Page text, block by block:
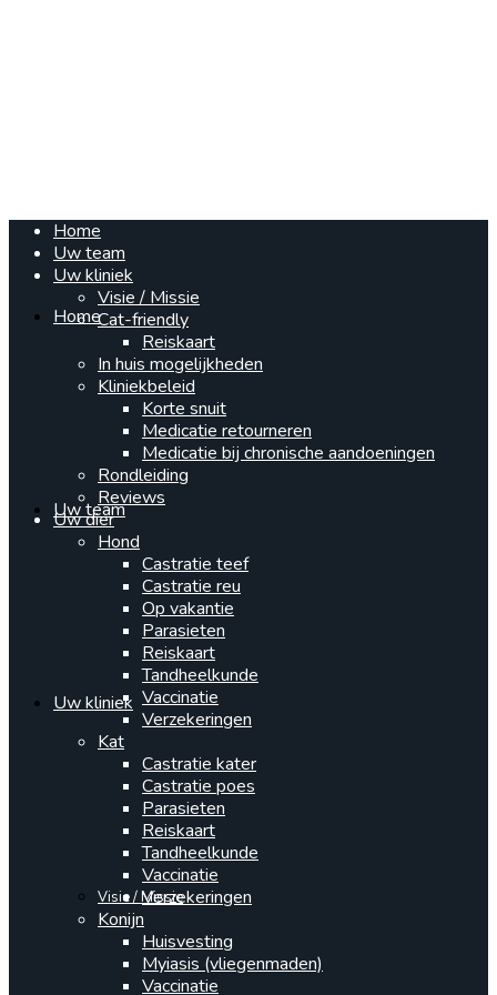
Home
Uw team
Uw kliniek
Visie / Missie
Home
Uw team
Uw kliniek
Visie / Missie
Cat-friendly
Reiskaart
In huis mogelijkheden
Kliniekbeleid
Korte snuit
Medicatie retourneren
Medicatie bij chronische aandoeningen
Rondleiding
Reviews
Uw dier
Hond
Castratie teef
Castratie reu
Op vakantie
Parasieten
Reiskaart
Tandheelkunde
Vaccinatie
Verzekeringen
Kat
Castratie kater
Castratie poes
Parasieten
Reiskaart
Tandheelkunde
Vaccinatie
Verzekeringen
Konijn
Huisvesting
Myiasis (vliegenmaden)
Vaccinatie